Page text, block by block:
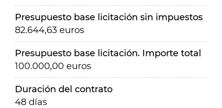
Presupuesto base licitación sin impuestos
82.644,63 euros
Presupuesto base licitación. Importe total
100.000,00 euros
Duración del contrato
48 días